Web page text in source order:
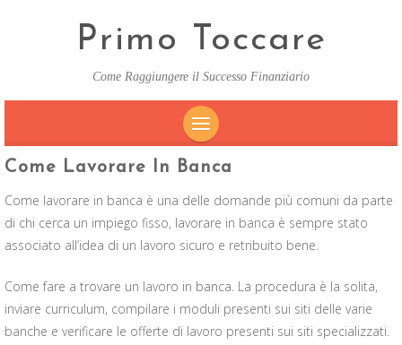
Primo Toccare
Come Raggiungere il Successo Finanziario
CONTENT
Come Lavorare In Banca
Come lavorare in banca è una delle domande più comuni da parte
di chi cerca un impiego fisso, lavorare in banca è sempre stato
associato all’idea di un lavoro sicuro e retribuito bene.
Come fare a trovare un lavoro in banca. La procedura è la solita,
inviare curriculum, compilare i moduli presenti sui siti delle varie
banche e verificare le offerte di lavoro presenti sui siti specializzati.